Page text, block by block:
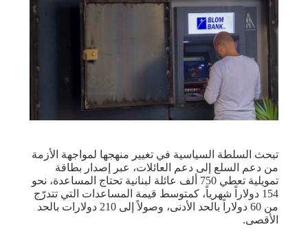
تبحث السلطة السياسية في تغيير منهجها لمواجهة الأزمة
من دعم السلع إلى دعم العائلات، عبر إصدار بطاقة
تمويلية تعطي 750 ألف عائلة لبنانية تحتاج المساعدة، نحو
154 دولاراً شهرياً، كمتوسط قيمة المساعدات التي تتدرّج
من 60 دولاراً بالحد الأدنى، وصولاً إلى 210 دولارات بالحد
الأقصى.